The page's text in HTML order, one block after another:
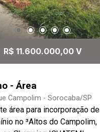
R$ 11.600.000,00 V
- Área
Campolim - Sorocaba/SP
área para incorporação de
no ³Altos do Campolim,